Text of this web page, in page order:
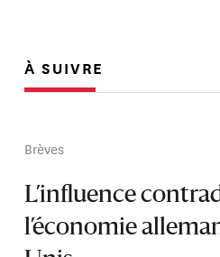
À SUIVRE
Brèves
L’influence
l’économie